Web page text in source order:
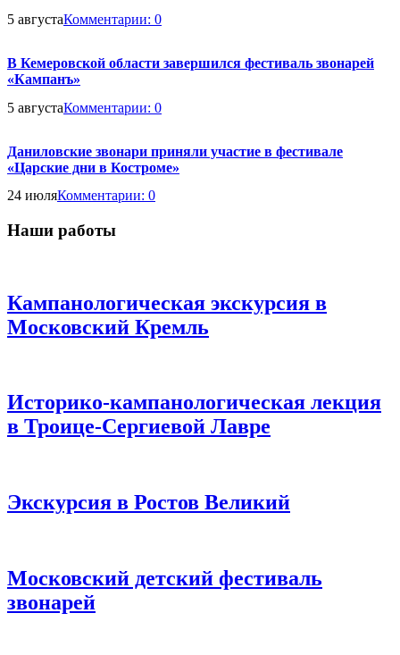
5 августаКомментарии: 0
В Кемеровской области завершился фестиваль звонарей
«Кампанъ»
5 августаКомментарии: 0
Даниловские звонари приняли участие в фестивале
«Царские дни в Костроме»
24 июляКомментарии: 0
Наши работы
Кампанологическая экскурсия в
Московский Кремль
Историко-кампанологическая лекция
в Троице-Сергиевой Лавре
Экскурсия в Ростов Великий
Московский детский фестиваль
звонарей